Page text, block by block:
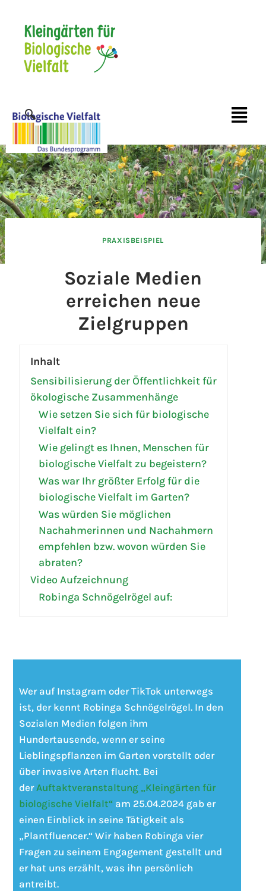
PRAXISBEISPIEL
Soziale Medien
erreichen neue
Zielgruppen
Inhalt
Sensibilisierung der Öffentlichkeit für
ökologische Zusammenhänge
Wie setzen Sie sich für biologische
Vielfalt ein?
Wie gelingt es Ihnen, Menschen für
biologische Vielfalt zu begeistern?
Was war Ihr größter Erfolg für die
biologische Vielfalt im Garten?
Was würden Sie möglichen
Nachahmerinnen und Nachahmern
empfehlen bzw. wovon würden Sie
abraten?
Video Aufzeichnung
Robinga Schnögelrögel auf:
Wer auf Instagram oder TikTok unterwegs
ist, der kennt Robinga Schnögelrögel. In den
Sozialen Medien folgen ihm
Hundertausende, wenn er seine
Lieblingspflanzen im Garten vorstellt oder
über invasive Arten flucht. Bei
der Auftaktveranstaltung „Kleingärten für
biologische Vielfalt“ am 25.04.2024 gab er
einen Einblick in seine Tätigkeit als
„Plantfluencer.“ Wir haben Robinga vier
Fragen zu seinem Engagement gestellt und
er hat uns erzählt, was ihn persönlich
antreibt.